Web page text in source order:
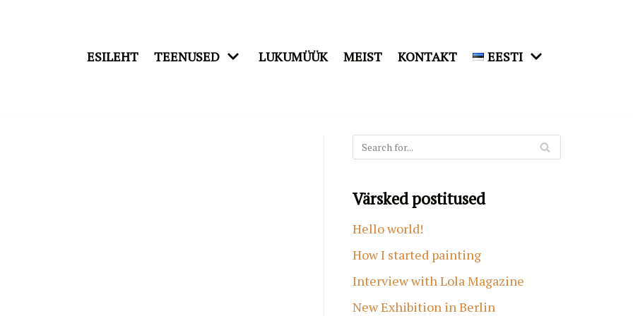
ESILEHT TEENUSED LUKUMÜÜK MEIST KONTAKT EESTI
Värsked postitused
Hello world!
How I started painting
Interview with Lola Magazine
New Exhibition in Berlin